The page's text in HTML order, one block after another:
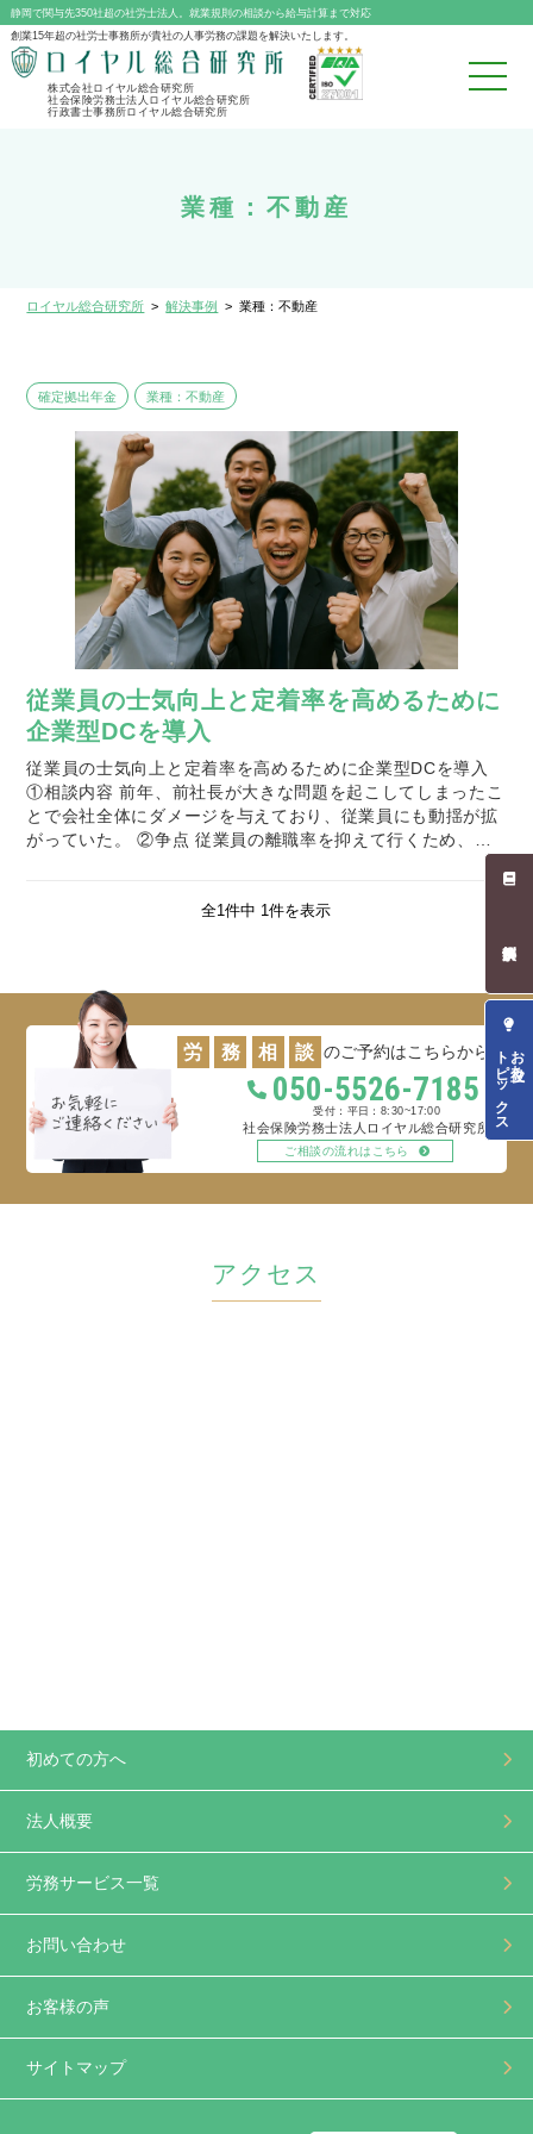
静岡で関与先350社超の社労士法人。就業規則の相談から給与計算まで対応
創業15年超の社労士事務所が貴社の人事労務の課題を解決いたします。
株式会社ロイヤル総合研究所
社会保険労務士法人ロイヤル総合研究所
行政書士事務所ロイヤル総合研究所
業種：不動産
ロイヤル総合研究所 >解決事例 >業種：不動産
従業員の士気向上と定着率を高めるために
企業型DCを導入
従業員の士気向上と定着率を高めるために企業型DCを導入
①相談内容 前年、前社長が大きな問題を起こしてしまったこ
とで会社全体にダメージを与えており、従業員にも動揺が拡
がっていた。 ②争点 従業員の離職率を抑えて行くため、モ
確定拠出年金 業種：不動産
全1件中 1件を表示
労 務 相 談 のご予約はこちらから
050-5526-7185
平日：8:30~17:00
社会保険労務士法人ロイヤル総合研究所
ご相談の流れはこちら
アクセス
初めての方へ
法人概要
労務サービス一覧
お問い合わせ
お客様の声
サイトマップ
お役立ち
トピックス